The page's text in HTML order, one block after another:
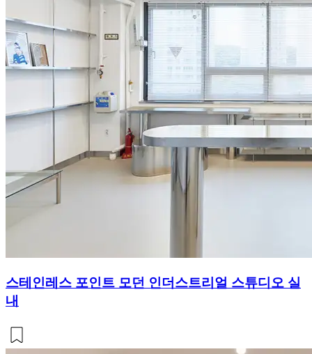
스테인레스 포인트 모던 인더스트리얼 스튜디오 실
내